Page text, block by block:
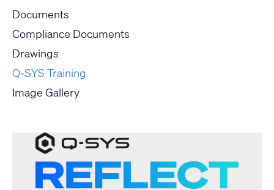
Documents
Compliance Documents
Drawings
Q-SYS Training
Image Gallery